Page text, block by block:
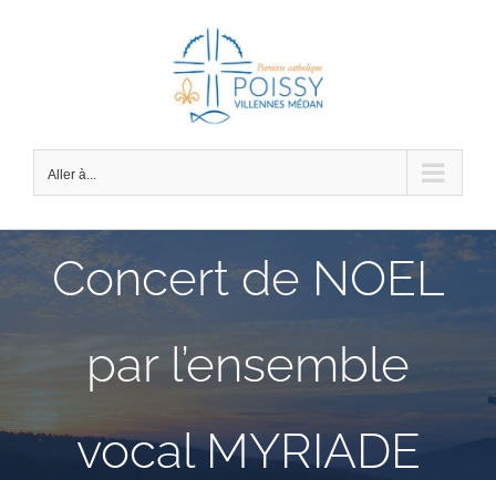
Aller à...
Concert de NOEL
par l’ensemble
vocal MYRIADE